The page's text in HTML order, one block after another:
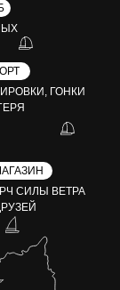
СИЛЫ ВЕТРА
ГОНКИ